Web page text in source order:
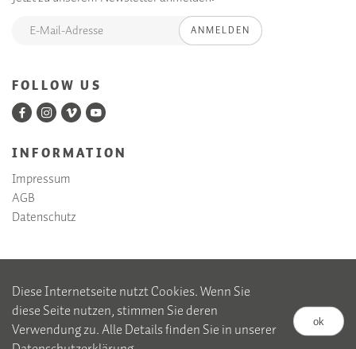
ANMELDEN
FOLLOW US
INFORMATION
Impressum
AGB
Datenschutz
Diese Internetseite nutzt Cookies. Wenn Sie
diese Seite nutzen, stimmen Sie deren
Verwendung zu. Alle Details finden Sie in unserer
ok